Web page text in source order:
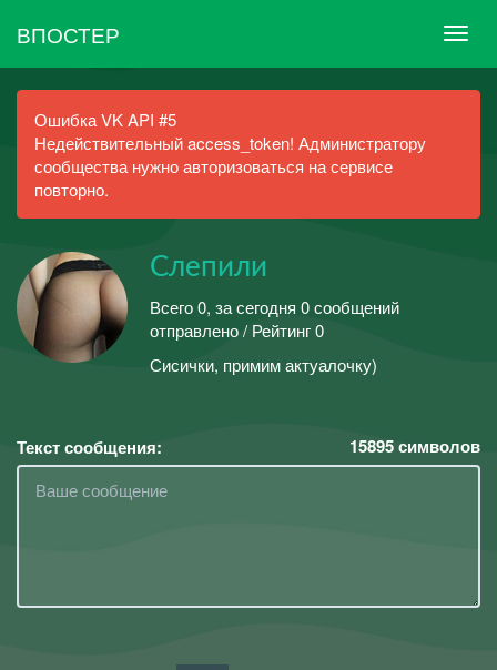
ВПОСТЕР
Ошибка VK API #5
Недействительный access_token! Администратору
сообщества нужно авторизоваться на сервисе
повторно.
Слепили
Всего 0, за сегодня 0 сообщений
отправлено / Рейтинг 0
Сисички, примим актуалочку)
Текст сообщения: 15895символов